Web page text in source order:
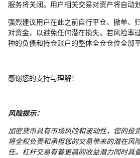
服务将关闭。用户相关交易对资产将自动
强烈建议用户在此之前自行平仓、撤单、
对资金，以避免任何潜在损失。若风险率
种的负债和持仓账户的整体全仓仓位全部
感谢您的支持与理解！
风险提示：
加密货币具有市场风险和波动性，您的投
将全权负责和承担您的交易带来的潜在风
任。杠杆交易有着更高的收益潜力同时具